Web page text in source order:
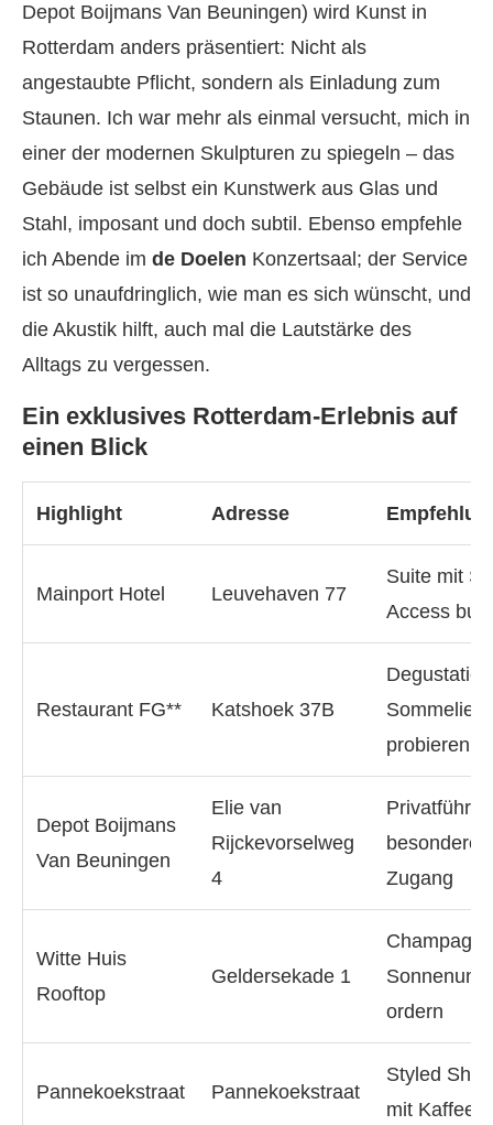
Depot Boijmans Van Beuningen) wird Kunst in
Rotterdam anders präsentiert: Nicht als
angestaubte Pflicht, sondern als Einladung zum
Staunen. Ich war mehr als einmal versucht, mich in
einer der modernen Skulpturen zu spiegeln – das
Gebäude ist selbst ein Kunstwerk aus Glas und
Stahl, imposant und doch subtil. Ebenso empfehle
ich Abende im de Doelen Konzertsaal; der Service
ist so unaufdringlich, wie man es sich wünscht, und
die Akustik hilft, auch mal die Lautstärke des
Alltags zu vergessen.
Ein exklusives Rotterdam-Erlebnis auf
einen Blick
Highlight Adresse
Mainport Hotel Leuvehaven 77
Suite mit
Access
Restaurant FG** Katshoek 37B
Sommelier-
probieren
Depot Boijmans
Van Beuningen
Elie van
Rijckevorselweg
4
besonderen
Zugang
Witte Huis
Rooftop
Geldersekade 1
ordern
Pannekoekstraat Pannekoekstraat
Styled
mit